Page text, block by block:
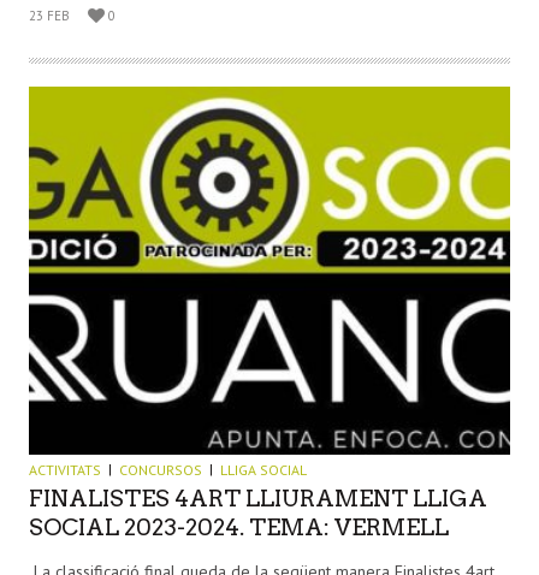
23 FEB 0
ACTIVITATS CONCURSOS LLIGA SOCIAL
FINALISTES 4ART LLIURAMENT LLIGA
SOCIAL 2023-2024. TEMA: VERMELL